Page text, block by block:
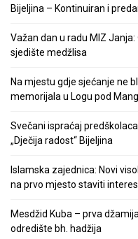
Bijeljina – Kontinuiran i
Važan dan u radu MIZ
sjedište medžlisa
Na mjestu gdje sjećanje ne
memorijala u Logu pod
Svečani ispraćaj
„Dječija radost“ Bijeljina
Islamska zajednica: Novi
na prvo mjesto staviti
Mesdžid Kuba – prva
odredište bh. hadžija